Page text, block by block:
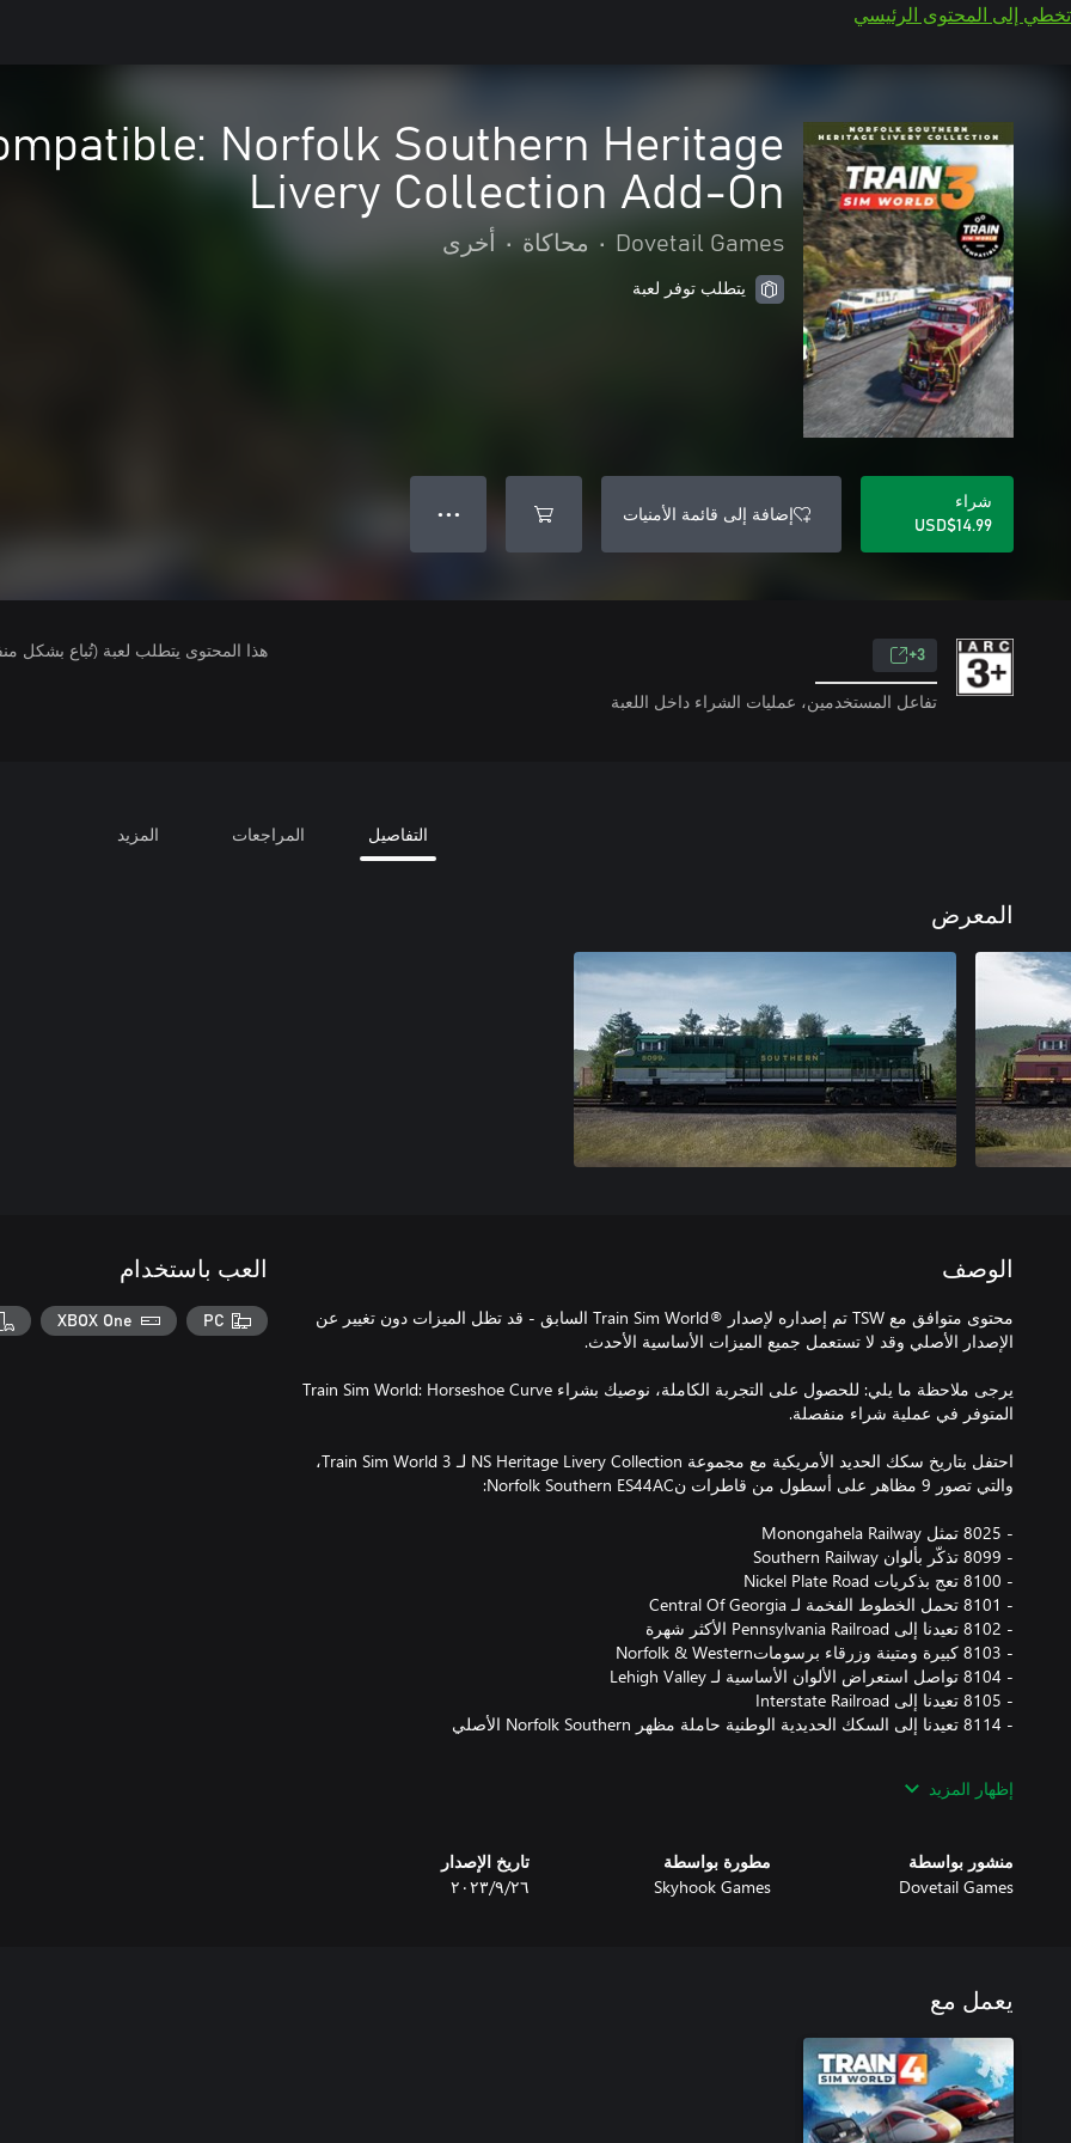
تخطي إلى المحتوى الرئيسي
Norfolk Southern Heritage
Livery Collection Add-On
Dovetail Games
• محاكاة • أخرى
يتطلب توفر لعبة
شراء
USD$14.99
إضافة إلى قائمة الأمنيات ● ● ●
3+
تفاعل المستخدمين، عمليات الشراء داخل اللعبة
هذا المحتوى يتطلب لعبة (تُباع بشكل
التفاصيل المراجعات المزيد
المعرض
الوصف
محتوى متوافق مع TSW تم إصداره لإصدار ®Train Sim World السابق - قد تظل الميزات دون تغيير عن
يرجى ملاحظة ما يلي: للحصول على التجربة الكاملة، نوصيك بشراء Train Sim World: Horseshoe Curve
احتفل بتاريخ سكك الحديد الأمريكية مع مجموعة NS Heritage Livery Collection لـ Train Sim World 3،
Horseshoe Curve.
إظهار المزيد
منشور بواسطة
Dovetail Games
مطورة بواسطة
Skyhook Games
تاريخ الإصدار
٢٦‏/٩‏/٢٠٢٣
العب باستخدام
PC
XBOX One
يعمل مع